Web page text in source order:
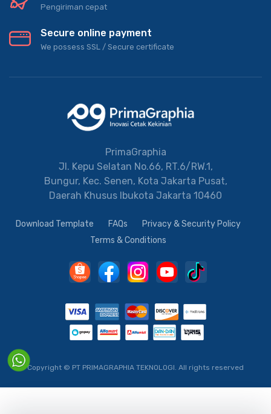
Pengiriman cepat
Secure online payment
We possess SSL / Secure сertificate
PrimaGraphia
Jl. Kepu Selatan No.66, RT.6/RW.1,
Bungur, Kec. Senen, Kota Jakarta Pusat,
Daerah Khusus Ibukota Jakarta 10460
Download Template FAQs
Privacy & Security Policy
Terms & Conditions
Copyright © PT PRIMAGRAPHIA TEKNOLOGI. All rights reserved